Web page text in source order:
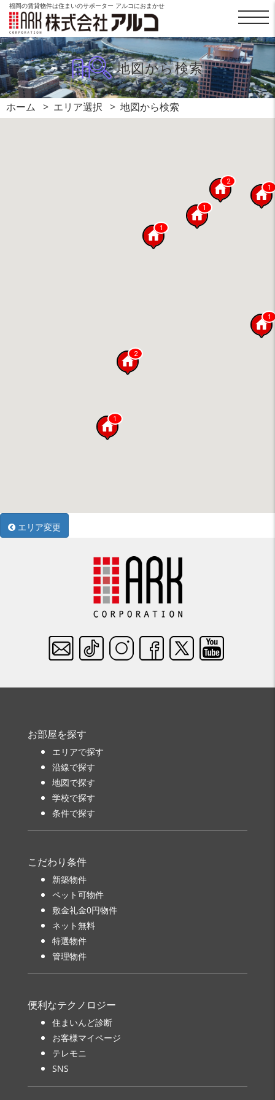
福岡の賃貸物件は住まいのサポーター アルコにおまかせ
地図から検索
ホーム エリア選択 地図から検索
1
1
2
1
2
1
1
エリア変更
お部屋を探す
エリアで探す
沿線で探す
地図で探す
学校で探す
条件で探す
こだわり条件
新築物件
ペット可物件
敷金礼金0円物件
ネット無料
特選物件
管理物件
便利なテクノロジー
住まいんど診断
お客様マイページ
テレモニ
SNS